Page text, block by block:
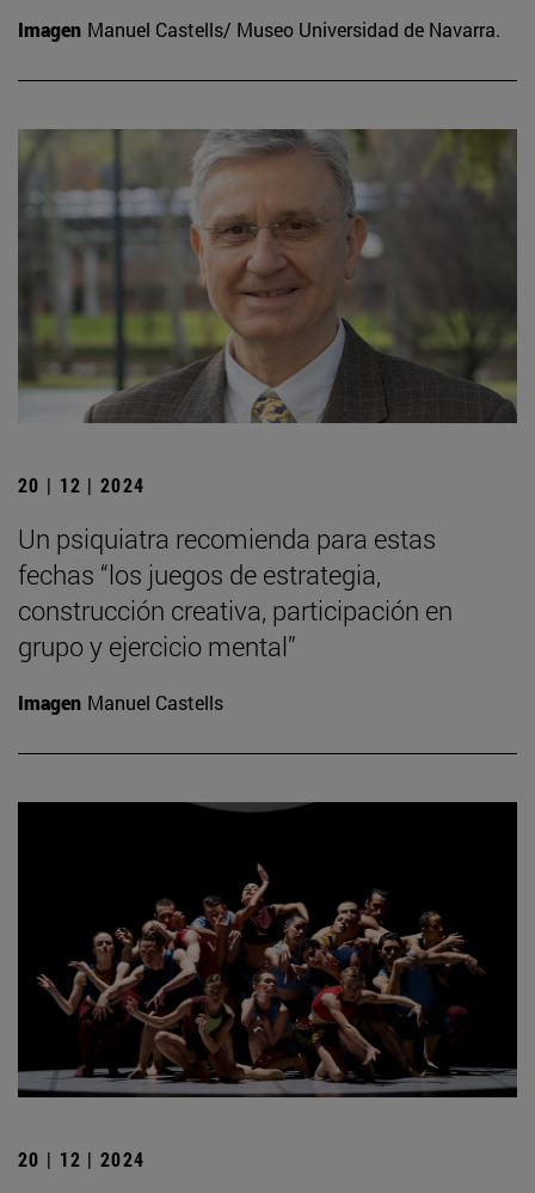
Imagen Manuel Castells/ Museo Universidad de Navarra.
20 | 12 | 2024
Un psiquiatra recomienda para estas
fechas “los juegos de estrategia,
construcción creativa, participación en
grupo y ejercicio mental”
Imagen Manuel Castells
20 | 12 | 2024